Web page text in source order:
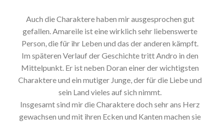
Auch die Charaktere haben mir ausgesprochen gut
gefallen. Amareile ist eine wirklich sehr liebenswerte
Person, die für ihr Leben und das der anderen kämpft.
Im späteren Verlauf der Geschichte tritt Andro in den
Mittelpunkt. Er ist neben Doran einer der wichtigsten
Charaktere und ein mutiger Junge, der für die Liebe und
sein Land vieles auf sich nimmt.
Insgesamt sind mir die Charaktere doch sehr ans Herz
gewachsen und mit ihren Ecken und Kanten machen sie